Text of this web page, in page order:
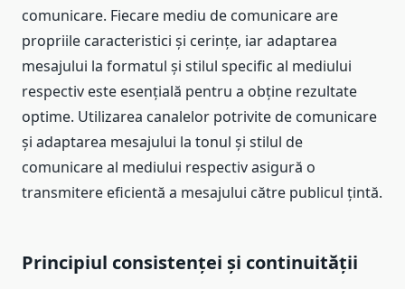
comunicare. Fiecare mediu de comunicare are
propriile caracteristici și cerințe, iar adaptarea
mesajului la formatul și stilul specific al mediului
respectiv este esențială pentru a obține rezultate
optime. Utilizarea canalelor potrivite de comunicare
și adaptarea mesajului la tonul și stilul de
comunicare al mediului respectiv asigură o
transmitere eficientă a mesajului către publicul țintă.
Principiul consistenței și continuității